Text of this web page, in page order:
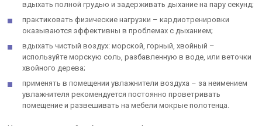
вдыхать полной грудью и задерживать дыхание на пару секунд;
практиковать физические нагрузки – кардиотренировки
оказываются эффективны в проблемах с дыханием;
вдыхать чистый воздух: морской, горный, хвойный –
используйте морскую соль, разбавленную в воде, или веточки
хвойного дерева;
применять в помещении увлажнители воздуха – за неимением
увлажнителя рекомендуется постоянно проветривать
помещение и развешивать на мебели мокрые полотенца.